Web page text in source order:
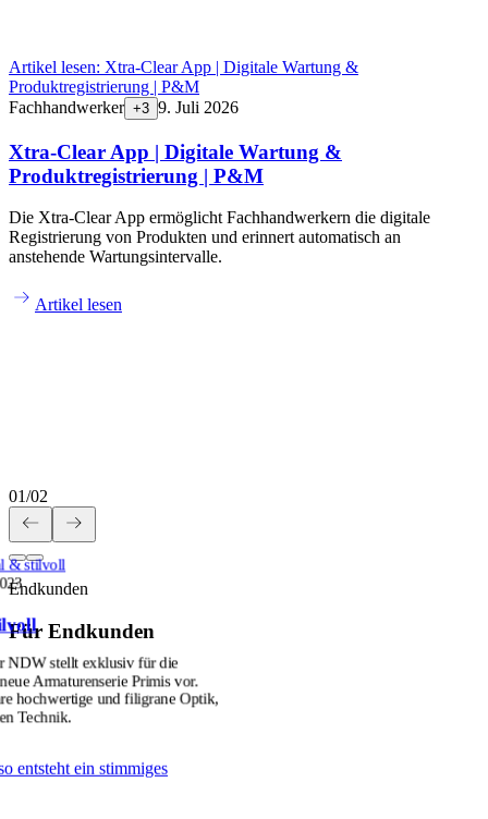
Artikel lesen: Xtra-Clear App | Digitale Wartung &
Produktregistrierung | P&M
Fachhandwerker +3 9. Juli 2026
Xtra-Clear App | Digitale Wartung &
Produktregistrierung | P&M
Die Xtra-Clear App ermöglicht Fachhandwerkern die digitale
Registrierung von Produkten und erinnert automatisch an
anstehende Wartungsintervalle.
Artikel lesen
01/02
Endkunden
Für Endkunden
& stilvoll
NDW stellt exklusiv für die
Armaturenserie Primis vor.
hochwertige und filigrane Optik,
Technik.
entsteht ein stimmiges